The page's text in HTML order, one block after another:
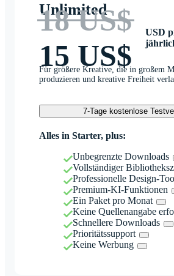
Unlimited
18 US$
15 US$
USD
Für größere Kreative, die in großem
produzieren und kreative Freiheit
7-Tage kostenlose
Alles in Starter, plus:
Unbegrenzte Downloads
Vollständiger
Professionelle Design-
Premium-KI-Funktionen
Ein Paket pro Monat
Keine Quellenangabe
Schnellere Downloads
Prioritätssupport
Keine Werbung